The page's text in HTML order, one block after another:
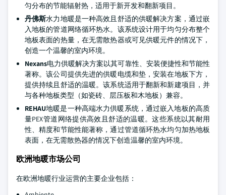
匀分布的节能辐射热，适用于新开发和翻新项目。
丹佛斯水力地暖是一种高效且舒适的供暖解决方案，通过嵌
入地板的管道网络循环热水。该系统设计用于均匀分布整个
地板表面的热量，在无需散热器或可见供暖元件的情况下，
创造一个温馨的室内环境。
Nexans电力供暖解决方案以其可靠性、安装便捷性和节能性
著称。该公司提供先进的供暖电缆和垫，安装在地板下方，
提供持续且舒适的温暖。该系统适用于翻新和新建项目，并
与各种地板类型（如瓷砖、层压板和木地板）兼容。
REHAU地暖是一种高端水力供暖系统，通过嵌入地板的高质
量PEX管道网络提供高效且舒适的温暖。这些系统以其耐用
性、精度和节能性能著称，通过管道循环热水均匀加热地板
表面，在无需散热器的情况下创造温馨的室内环境。
欧洲地暖市场公司
在欧洲地暖行业运营的主要企业包括：